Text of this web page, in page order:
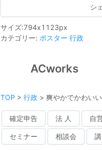
シ
サイズ:794x1123px
カテゴリー: ポスター 行政
ACworks
TOP > 行政 > 爽やかでかわい
確定申告 法 人 自
セミナー 相談会